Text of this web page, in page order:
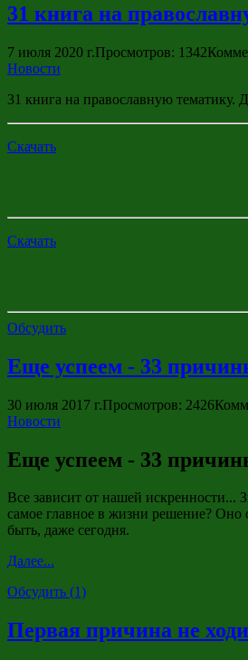
31 книга на
7 июля 2020 г.Просмотров: 1342
Новости
31 книга на православную тематику.
Скачать
Скачать
Обсудить
Еще успеем - 33
30 июля 2017 г.Просмотров: 2426
Новости
Еще успеем - 33
Все зависит от нашей искренности...
самое главное в жизни решение?
быть, даже сегодня.
Далее...
Обсудить (1)
Первая причина не